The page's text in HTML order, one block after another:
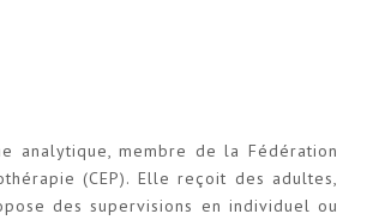
analytique, membre de la Fédération
(CEP). Elle reçoit des adultes,
des supervisions en individuel ou